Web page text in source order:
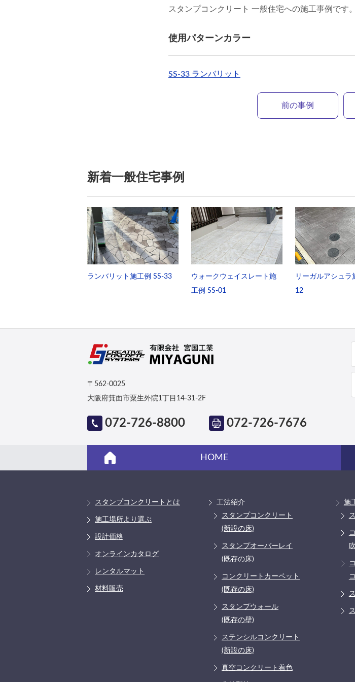
スタンプコンクリート 一般住宅への施工事例です。
使用パターンカラー
SS-33 ランバリット
前の事例
新着一般住宅事例
ランバリット施工例 SS-33
ウォークウェイスレート施
工例 SS-01
リーガルアシュラ
12
〒562-0025
大阪府箕面市粟生外院1丁目14-31-2F
072-726-8800 072-726-7676
HOME
スタンプコンクリートとは
施工場所より選ぶ
設計価格
オンラインカタログ
レンタルマット
材料販売
工法紹介
スタンプコンクリート
(新設の床)
スタンプオーバーレイ
(既存の床)
コンクリートカーペット
(既存の床)
スタンプウォール
(既存の壁)
ステンシルコンクリート
(新設の床)
真空コンクリート着色
施